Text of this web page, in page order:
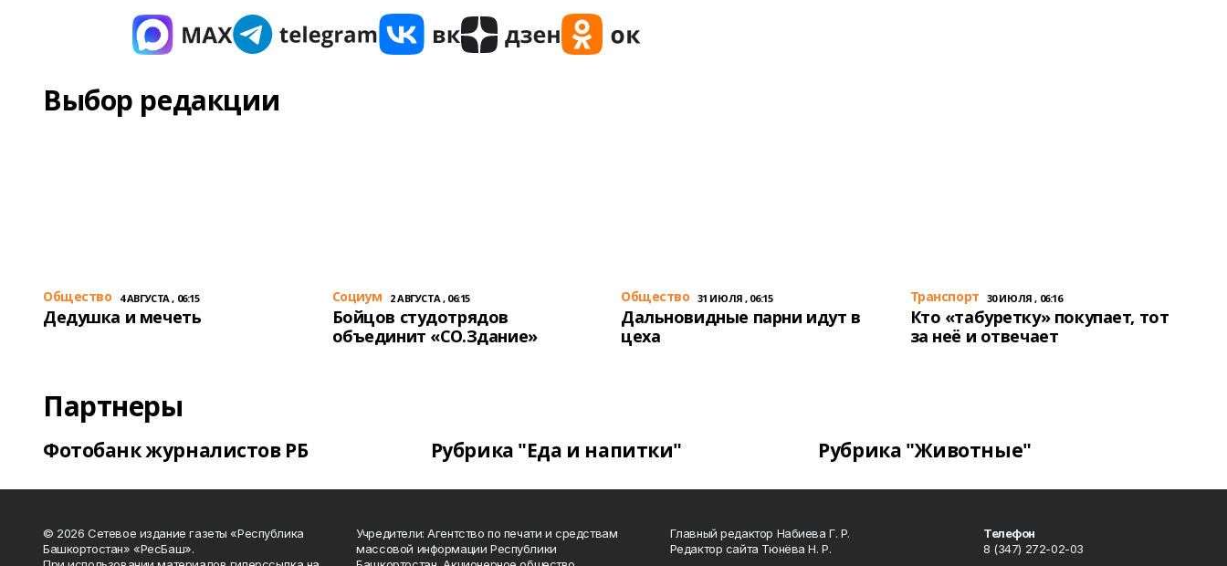
Выбор редакции
Общество 4 АВГУСТА , 06:15
Дедушка и мечеть
Cоциум 2 АВГУСТА , 06:15
Бойцов студотрядов
объединит «СО.Здание»
Общество 31 ИЮЛЯ , 06:15
Дальновидные парни идут в
цеха
Транспорт 30 ИЮЛЯ , 06:16
Кто «табуретку» покупает, тот
за неё и отвечает
Партнеры
Фотобанк журналистов РБ Рубрика "Еда и напитки" Рубрика "Животные"
© 2026 Сетевое издание газеты «Республика
Башкортостан» «РесБаш».
Учредители: Агентство по печати и средствам
массовой информации Республики
Главный редактор Набиева Г. Р.
Редактор сайта Тюнёва Н. Р.
Телефон
8 (347) 272-02-03